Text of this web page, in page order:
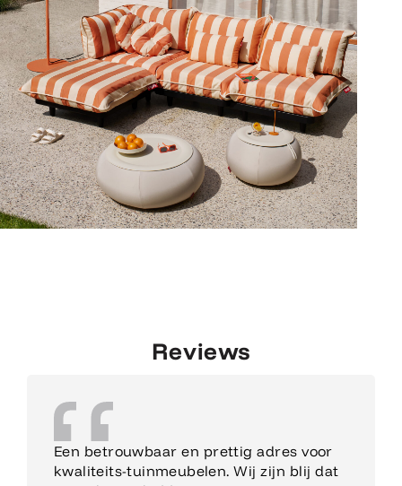
Reviews
Een betrouwbaar en prettig adres voor
kwaliteits-tuinmeubelen. Wij zijn blij dat